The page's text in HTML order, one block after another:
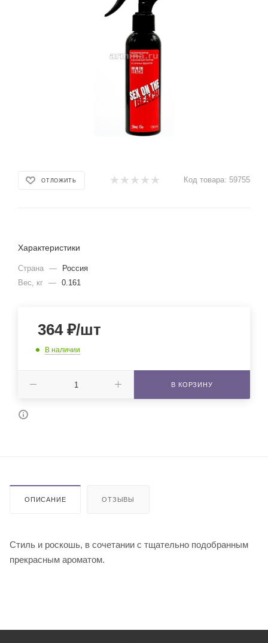
ОТЛОЖИТЬ Код товара: 59755
Характеристики
Страна —
Россия
Вес, кг — 0.161
364₽/шт
В наличии
В КОРЗИНУ
ОПИСАНИЕ ОТЗЫВЫ
Стиль и роскошь, в сочетании с тщательно подобранным
прекрасным ароматом.